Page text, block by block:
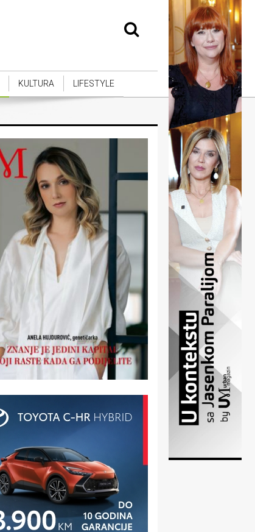
KULTURA LIFESTYLE